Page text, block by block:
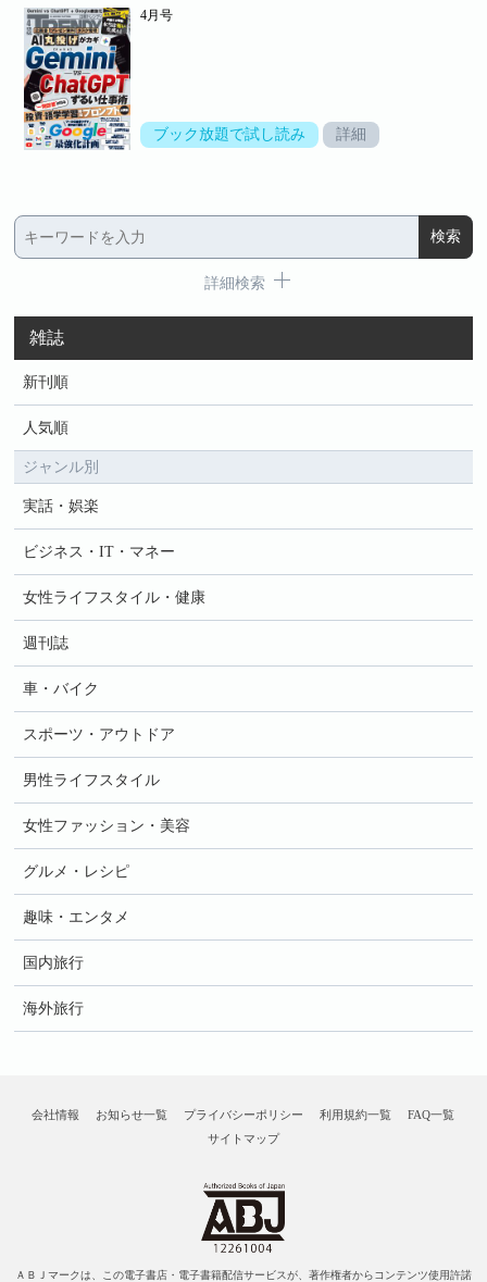
4月号
ブック放題で試し読み 詳細
詳細検索
雑誌
新刊順
人気順
ジャンル別
実話・娯楽
ビジネス・IT・マネー
女性ライフスタイル・健康
週刊誌
車・バイク
スポーツ・アウトドア
男性ライフスタイル
女性ファッション・美容
グルメ・レシピ
趣味・エンタメ
国内旅行
海外旅行
会社情報 お知らせ一覧 プライバシーポリシー 利用規約一覧
FAQ一覧
サイトマップ
ＡＢＪマークは、この電子書店・電子書籍配信サービスが、著作権者からコンテンツ使用許諾